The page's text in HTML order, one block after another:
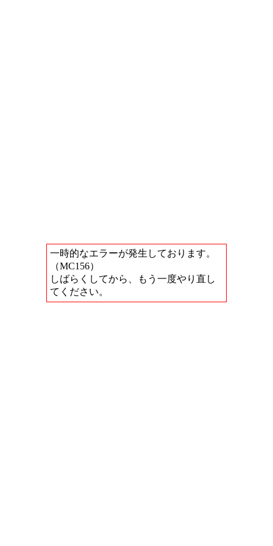
一時的なエラーが発生しております。
（MC156）
しばらくしてから、もう一度やり直し
てください。